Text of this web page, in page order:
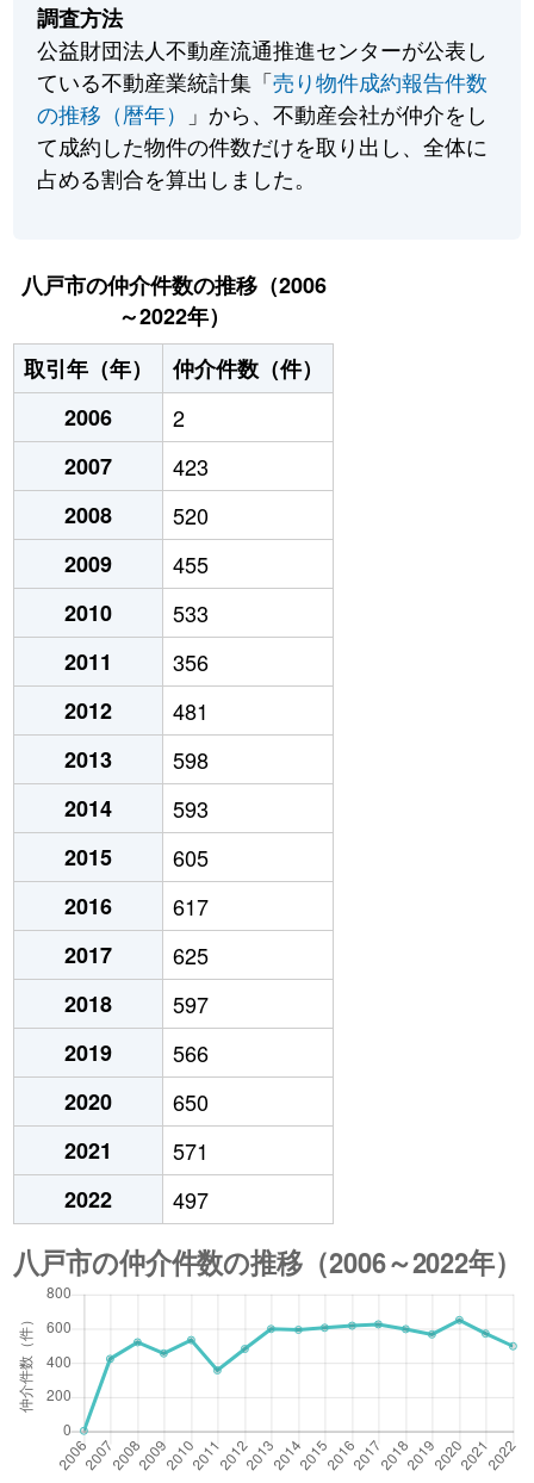
調査方法
公益財団法人不動産流通推進センターが公表し
ている不動産業統計集「売り物件成約報告件数
の推移（暦年）
」から、不動産会社が仲介をし
て成約した物件の件数だけを取り出し、全体に
占める割合を算出しました。
八戸市の仲介件数の推移（2006
～2022年）
取引年（年）
仲介件数（件）
2006
2
2007
423
2008
520
2009
455
2010
533
2011
356
2012
481
2013
598
2014
593
2015
605
2016
617
2017
625
2018
597
2019
566
2020
650
2021
571
2022
497